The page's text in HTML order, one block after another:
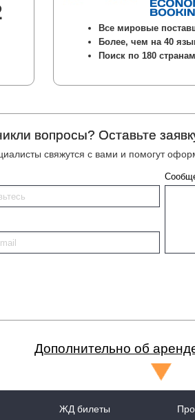
Все мировые
Более, чем на 40
Поиск по 180 странам
вопросы? Оставьте
свяжутся с вами и помогут
Дополнительно об
ЖД билеты